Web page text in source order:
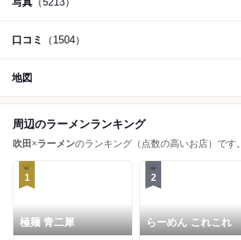
口コミ （1504）
地図
周辺のラーメンランキング
吹田 ×ラーメンのランキング（点数の高いお店）です。
1
極麺 青二犀
2
らーめん これこれ